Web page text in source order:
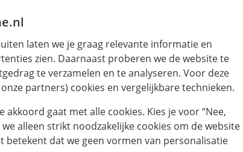
laten we je graag relevante informatie en
zien. Daarnaast proberen we de website te
te verzamelen en te analyseren. Voor deze
partners) cookies en vergelijkbare technieken.
akkoord gaat met alle cookies. Kies je voor “Nee,
alleen strikt noodzakelijke cookies om de website
betekent dat we geen vormen van personalisatie